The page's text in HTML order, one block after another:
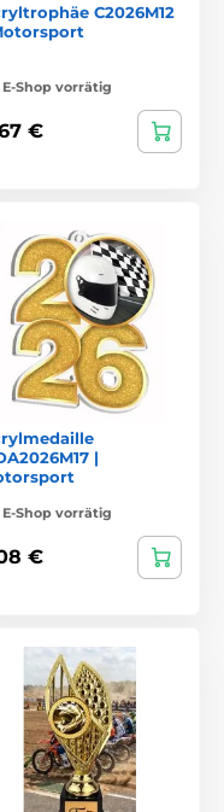
C2026M12
Shop vorrätig
€
|
Shop vorrätig
€